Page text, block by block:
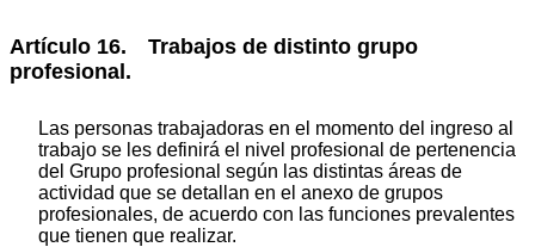
Artículo 16. Trabajos de distinto grupo
profesional.
Las personas trabajadoras en el momento del ingreso al
trabajo se les definirá el nivel profesional de pertenencia
del Grupo profesional según las distintas áreas de
actividad que se detallan en el anexo de grupos
profesionales, de acuerdo con las funciones prevalentes
que tienen que realizar.